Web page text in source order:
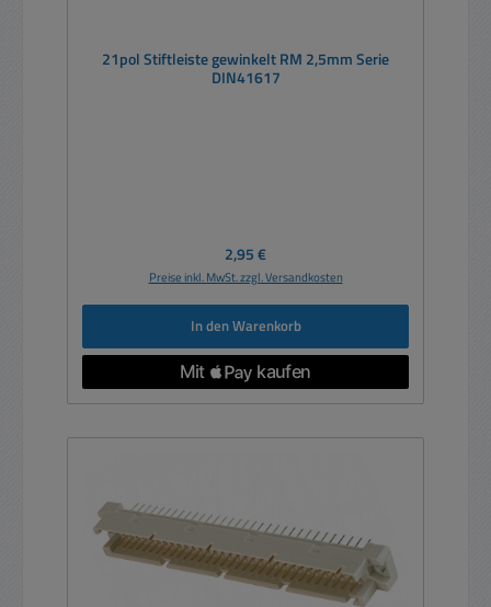
21pol Stiftleiste gewinkelt RM 2,5mm Serie
DIN41617
Regulärer Preis:
2,95 €
Preise inkl. MwSt. zzgl. Versandkosten
In den Warenkorb